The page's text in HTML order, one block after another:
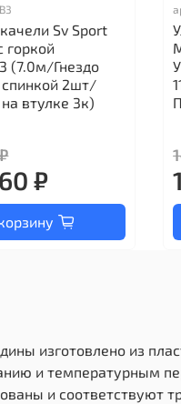
Sv Sport
горкой
(7.0м/Гнездо
спинкой 2шт/
втулке 3к)
₽
изготовлено из
и температурным
и соответствуют